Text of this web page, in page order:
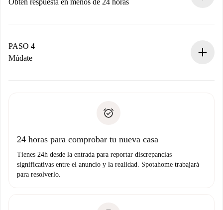
Obtén respuesta en menos de 24 horas
contacto con el propietario.
Si es rechazada: No te haremos ningún cargo y te
Prueba de solvencia
PASO 4
Múdate
no nos comunicas ningún problema.
24 horas para comprobar tu nueva casa
Tienes 24h desde la entrada para reportar discrepancias
significativas entre el anuncio y la realidad. Spotahome trabajará
para resolverlo.